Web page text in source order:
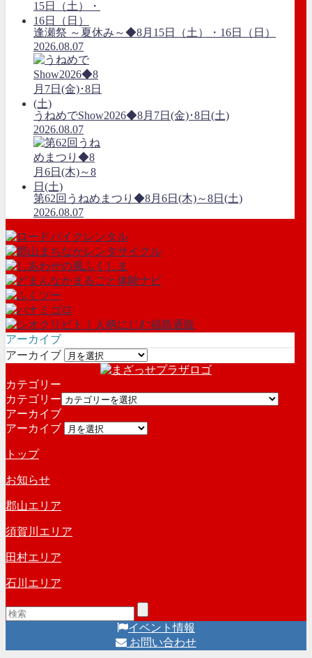
逢瀬祭 ～夏休み～◆8月15日（土）・16日（日）
2026.08.07
うねめでShow2026◆8月7日(金)･8日(土)
2026.08.07
第62回うねめまつり◆8月6日(木)～8日(土)
2026.08.07
アーカイブ
アーカイブ
カテゴリー
カテゴリー
アーカイブ
アーカイブ
トップ
お知らせ
郡山エリア
須賀川エリア
田村エリア
石川エリア
イベント情報
お問い合わせ